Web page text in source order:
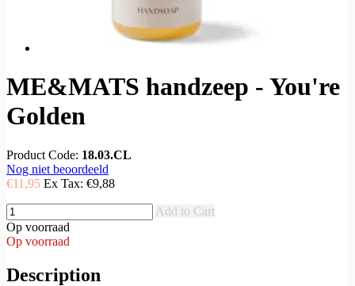
ME&MATS handzeep - You're
Golden
Product Code: 18.03.CL
Nog niet beoordeeld
€11,95 Ex Tax: €9,88
Add to Cart
Op voorraad
Op voorraad
Description